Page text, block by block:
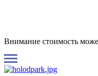
Внимание стоимость